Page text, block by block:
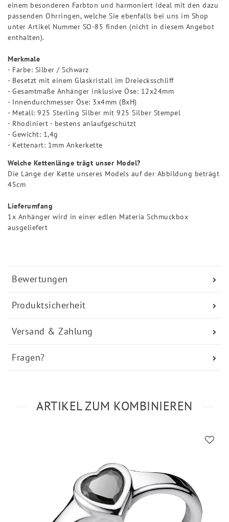
Bewertungen
Produktsicherheit
Versand & Zahlung
Fragen?
einem besonderen Farbton und harmoniert ideal mit den dazu
passenden Ohrringen, welche Sie ebenfalls bei uns im Shop
unter Artikel Nummer SO-85 finden (nicht in diesem Angebot
enthalten).
Merkmale
- Farbe: Silber / Schwarz
- Besetzt mit einem Glaskristall im Dreiecksschliff
- Gesamtmaße Anhänger inklusive Öse: 12x24mm
- Innendurchmesser Öse: 3x4mm (BxH)
- Metall: 925 Sterling Silber mit 925 Silber Stempel
- Rhodiniert - bestens anlaufgeschützt
- Gewicht: 1,4g
- Kettenart: 1mm Ankerkette
Welche Kettenlänge trägt unser Model?
Die Länge der Kette unseres Models auf der Abbildung beträgt
45cm
Lieferumfang
1x Anhänger wird in einer edlen Materia Schmuckbox
ausgeliefert
ARTIKEL ZUM KOMBINIEREN